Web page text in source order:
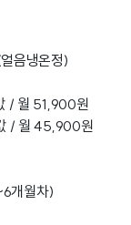
음냉온정)
/ 월 51,900원
/ 월 45,900원
개월차)